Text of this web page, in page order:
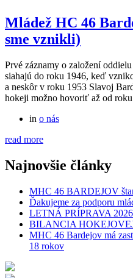
Mládež HC 46
sme vznikli)
Prvé záznamy o založení
siahajú do roku 1946, keď
a neskôr v roku 1953 Slavoj
hokeji možno hovoriť až od
in o nás
read more
Najnovšie články
MHC 46 BARDEJOV
Ďakujeme za podporu
LETNÁ PRÍPRAVA
BILANCIA
MHC 46 Bardejov má
18 rokov